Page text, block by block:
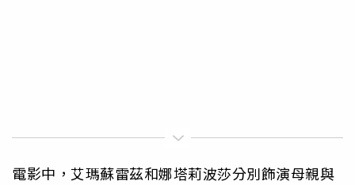
電影中，艾瑪蘇雷茲和娜塔莉波莎分別飾演母親與